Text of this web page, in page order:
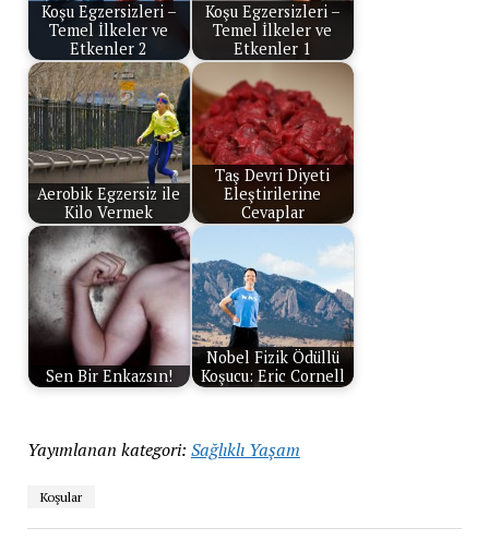
Koşu Egzersizleri –
Temel İlkeler ve
Etkenler 2
Koşu Egzersizleri –
Temel İlkeler ve
Etkenler 1
Aerobik Egzersiz ile
Kilo Vermek
Taş Devri Diyeti
Eleştirilerine
Cevaplar
Sen Bir Enkazsın!
Nobel Fizik Ödüllü
Koşucu: Eric Cornell
Yayımlanan kategori: Sağlıklı Yaşam
Koşular